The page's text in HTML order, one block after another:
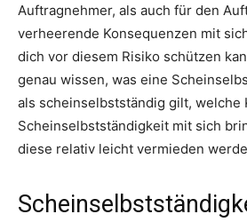
Auftragnehmer, als auch für den
verheerende Konsequenzen mit
dich vor diesem Risiko schützen
genau wissen, was eine
als scheinselbstständig gilt, welche
Scheinselbstständigkeit mit sich
diese relativ leicht vermieden